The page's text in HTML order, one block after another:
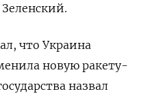
что Украина
новую ракету-
назвал